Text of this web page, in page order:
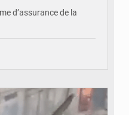
d’assurance de la